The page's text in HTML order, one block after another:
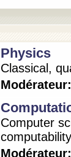
Physics
Classical,
Modérateur:
Computer
Modérateur: